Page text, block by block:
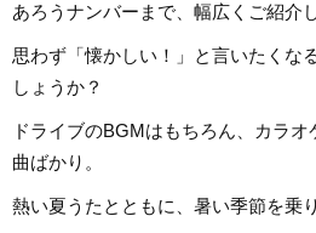
あろうナンバーまで、幅広くご紹介
思わず「懐かしい！」と言いたくな
しょうか？
ドライブのBGMはもちろん、カラ
曲ばかり。
熱い夏うたとともに、暑い季節を乗